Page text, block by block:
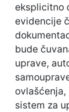
eksplicitno
evidencije
bude
uprave,
sistem za